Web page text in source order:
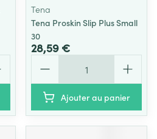
Tena
Tena Proskin Slip Plus Small
30
28,59 €
Ajouter au panier